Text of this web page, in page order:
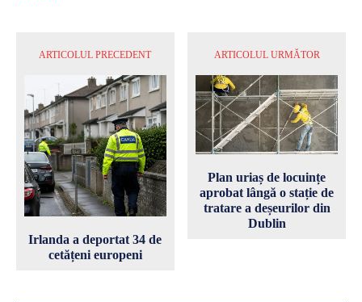
ARTICOLUL PRECEDENT
Irlanda a deportat 34 de
cetățeni europeni
ARTICOLUL URMĂTOR
Plan uriaș de locuințe
aprobat lângă o stație de
tratare a deșeurilor din
Dublin